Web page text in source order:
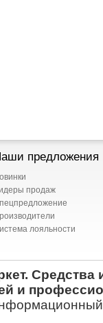
предложения
продаж
лояльности
Средства
и